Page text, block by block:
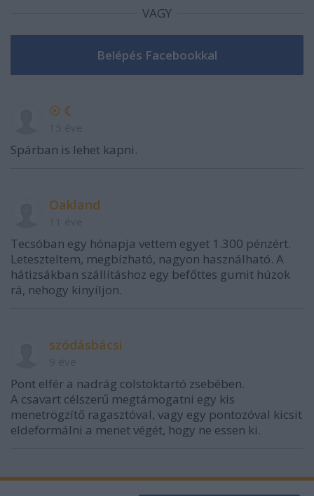
VAGY
☉ ☾
Spárban is lehet kapni.
Oakland
Tecsóban egy hónapja vettem egyet 1.300 pénzért.
Leteszteltem, megbízható, nagyon használható. A
hátizsákban szállításhoz egy befőttes gumit húzok
rá, nehogy kinyíljon.
szódásbácsi
Pont elfér a nadrág colstoktartó zsebében.
A csavart célszerű megtámogatni egy kis
menetrögzítő ragasztóval, vagy egy pontozóval kicsit
eldeformálni a menet végét, hogy ne essen ki.